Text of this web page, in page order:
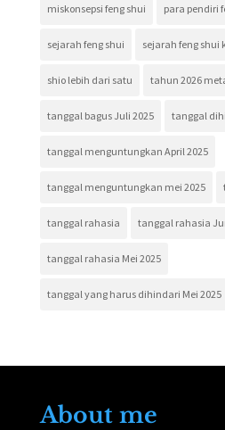
miskonsepsi feng shui para pendiri
sejarah feng shui sejarah feng shui
shio lebih dari satu tahun 2026
tanggal bagus Juli 2025 tanggal
tanggal menguntungkan April 2025
tanggal menguntungkan mei 2025
tanggal rahasia tanggal rahasia
tanggal rahasia Mei 2025
tanggal yang harus dihindari Mei 2025
About me